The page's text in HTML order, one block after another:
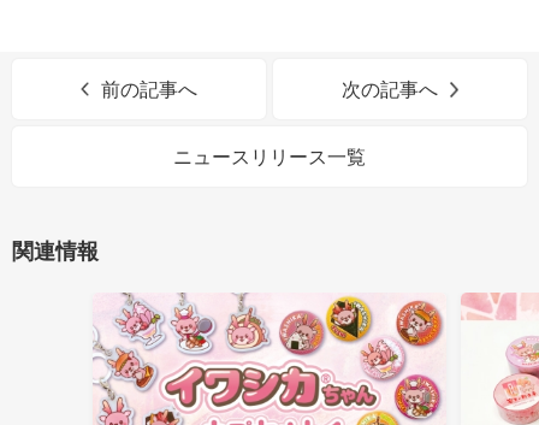
前の記事へ 次の記事へ
ニュースリリース一覧
関連情報